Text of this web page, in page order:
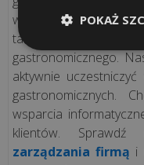
wyborze właściwego
tak ze względu na
gastronomicznego.
aktywnie
gastronomicznych.
wsparcia
klientów.
zarządzania firmą i
POKAŻ